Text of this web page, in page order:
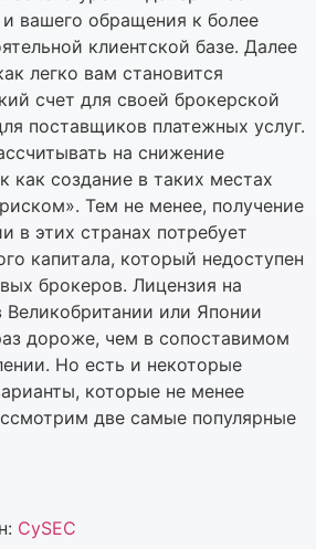
вашего обращения к более
клиентской базе. Далее
легко вам становится
счет для своей брокерской
поставщиков платежных услуг.
на снижение
как создание в таких местах
Тем не менее, получение
в этих странах потребует
капитала, который недоступен
брокеров. Лицензия на
или Японии
дороже, чем в сопоставимом
Но есть и некоторые
которые не менее
две самые популярные
CySEC